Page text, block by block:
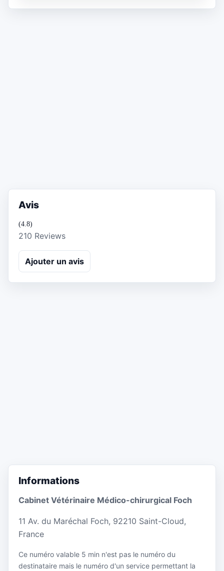
Avis
(4.8)
210 Reviews
Ajouter un avis
Informations
Cabinet Vétérinaire Médico-chirurgical Foch
11 Av. du Maréchal Foch, 92210 Saint-Cloud,
France
Ce numéro valable 5 min n'est pas le numéro du
destinataire mais le numéro d'un service permettant la